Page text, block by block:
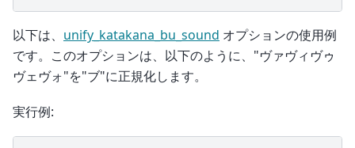
以下は、 unify_katakana_bu_sound オプションの使用例
です。このオプションは、以下のように、"ヴァヴィヴゥ
ヴェヴォ"を"ブ"に正規化します。
実行例: